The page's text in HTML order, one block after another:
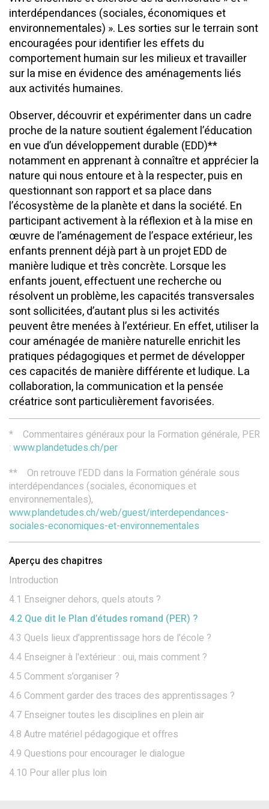
interdépendances (sociales, économiques et
environnementales) ». Les sorties sur le terrain sont
encouragées pour identifier les effets du
comportement humain sur les milieux et travailler
sur la mise en évidence des aménagements liés
aux activités humaines.
Observer, découvrir et expérimenter dans un cadre
proche de la nature soutient également l’éducation
en vue d’un développement durable (EDD)**
notamment en apprenant à connaître et apprécier la
nature qui nous entoure et à la respecter, puis en
questionnant son rapport et sa place dans
l’écosystème de la planète et dans la société. En
participant activement à la réflexion et à la mise en
œuvre de l’aménagement de l’espace extérieur, les
enfants prennent déjà part à un projet EDD de
manière ludique et très concrète. Lorsque les
enfants jouent, effectuent une recherche ou
résolvent un problème, les capacités transversales
sont sollicitées, d’autant plus si les activités
peuvent être menées à l’extérieur. En effet, utiliser la
cour aménagée de manière naturelle enrichit les
pratiques pédagogiques et permet de développer
ces capacités de manière différente et ludique. La
collaboration, la communication et la pensée
créatrice sont particulièrement favorisées.
* Commentaires généraux pour la Formation générale, PER
: www.plandetudes.ch/per
** On retrouve l’EDD dans la Formation générale sous
interdépendances (sociales, économiques et
environnementales),
www.plandetudes.ch/web/guest/interdependances-
sociales-economiques-et-environnementales
Aperçu des chapitres
Introduction
4.1 Enseigner dehors, quels atouts ?
4.2 Que dit le Plan d’études romand (PER) ?
4.3 Quels lieux d’apprentissage hors de l’école ?
4.4 Enseigner à l'extérieur : oui, mais comment ?
4.5 Comment s’organiser ?
4.6 Comment garder des traces des apprentissages ?
4.7 Enseigner toutes les disciplines en plein air
4.8 Autre matériel pédagogique et offres
4.9 Questions pour encourager le dialogue
4.10 Pour aller plus loin